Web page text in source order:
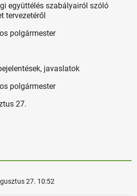
együttélés szabályairól szóló
tervezetéről
polgármester
javaslatok
polgármester
27.
27. 10:52